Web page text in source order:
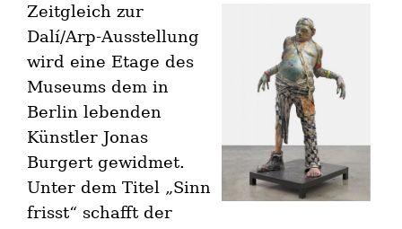
Zeitgleich zur
Dalí/Arp-Ausstellung
wird eine Etage des
Museums dem in
Berlin lebenden
Künstler Jonas
Burgert gewidmet.
Unter dem Titel „Sinn
frisst“ schafft der